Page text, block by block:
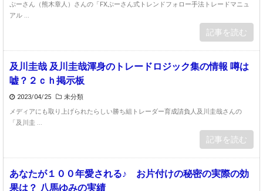
ぷーさん（熊木章人）さんの「FXぷーさん式トレンドフォロー手法トレードマニュ
アル ...
記事を読む
及川圭哉 及川圭哉渾身のトレードロジック集の情報 噂は
嘘？２ｃｈ掲示板
2023/04/25
未分類
メディアにも取り上げられたらしい勝ち組トレーダー育成請負人及川圭哉さんの
「及川圭 ...
記事を読む
あなたが１００年愛される♪ お片付けの秘密の実際の効
果は？ 八馬ゆみの実績